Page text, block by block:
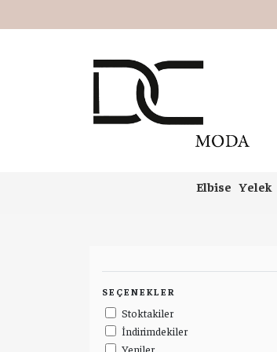
Elbise Yelek
SEÇENEKLER
Stoktakiler
İndirimdekiler
Yeniler